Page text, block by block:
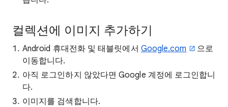
컬렉션에 이미지 추가하기
Android 휴대전화 및 태블릿에서 Google.com
으로
이동합니다.
아직 로그인하지 않았다면 Google 계정에 로그인합니
다.
이미지를 검색합니다.